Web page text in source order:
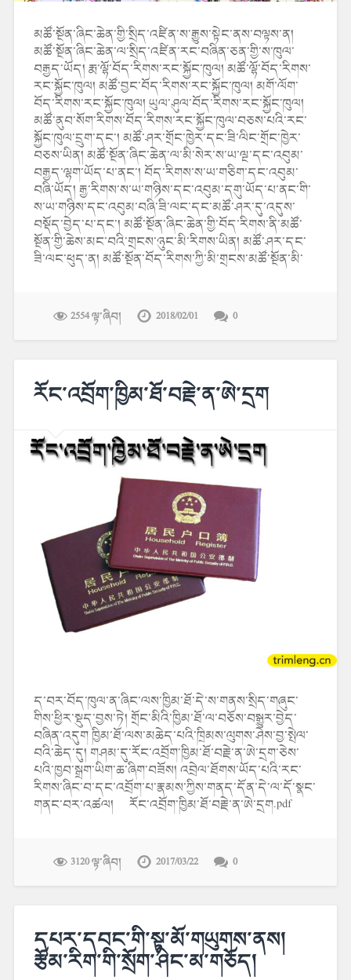
མཚོ་སྔོན་ཞིང་ཆེན་གྱི་སྲིད་འཛིན་ས་རྒྱུས་སྟེང་ནས་བལྟས་ན།
མཚོ་སྔོན་ཞིང་ཆེན་ལ་སྲིད་འཛིན་རང་བཞིན་ཅན་གྱི་ས་ཁུལ་
བརྒྱད་ཡོད། རྨ་ལྷོ་བོད་རིགས་རང་སྐྱོང་ཁུལ། མཚོ་ལྷོ་བོད་རིགས་
རང་སྐྱོང་ཁུལ། མཚོ་བྱང་བོད་རིགས་རང་སྐྱོང་ཁུལ། མགོ་ལོག་
བོད་རིགས་རང་སྐྱོང་ཁུལ། ཡུལ་ཤུལ་བོད་རིགས་རང་སྐྱོང་ཁུལ།
མཚོ་ནུབ་སོག་རིགས་བོད་རིགས་རང་སྐྱོང་ཁུལ་བཅས་པའི་རང་
སྐྱོང་ཁུལ་དྲུག་དང་། མཚོ་ཤར་གྲོང་ཁྱེར་དང་ཟི་ལིང་གྲོང་ཁྱེར་
བཅས་ཡིན། མཚོ་སྔོན་ཞིང་ཆེན་ལ་མི་སེར་ས་ཡ་ལྔ་དང་འབུམ་
བརྒྱད་ལྷག་ཡོད་པ་ནང་། བོད་རིགས་ས་ཡ་གཅིག་དང་འབུམ་
བཞི་ཡོད། རྒྱ་རིགས་ས་ཡ་གཉིས་དང་འབུམ་དགུ་ཡོད་པ་ནང་གི་
ས་ཡ་གཉིས་དང་འབུམ་བཞི་ཟི་ལང་དང་མཚོ་ཤར་དུ་འདུས་
བསྡོད་བྱེད་པ་དང་། མཚོ་སྔོན་ཞིང་ཆེན་གྱི་བོད་རིགས་ནི་མཚོ་
སྔོན་གྱི་ཆེས་མང་བའི་གྲངས་ཉུང་མི་རིགས་ཡིན། མཚོ་ཤར་དང་
ཟི་ལང་ཕུད་ན། མཚོ་སྔོན་བོད་རིགས་ཀྱི་མི་གྲངས་མཚོ་སྔོན་མི་
2554 ལྟ་ཞིབ། 2018/02/01 0
རོང་འབྲོག་ཁྱིམ་ཐོ་བརྗེ་ན་ཨེ་དྲག
ད་བར་བོད་ཁུལ་ན་ཞིང་ལས་ཁྱིམ་ཐོ་དེ་ས་གནས་སྲིད་གཞུང་
གིས་ཕྱིར་སྡུད་བྱས་ཏེ། གྲོང་མིའི་ཁྱིམ་ཐོ་ལ་བཅོས་བསྒྱུར་བྱེད་
བཞིན་འདུག ཁྱིམ་ཐོ་ལས་མཆེད་པའི་ཁྲིམས་ལུགས་ཤེས་བྱ་སྤེལ་
བའི་ཆེད་དུ། གཤམ་དུ་རོང་འབྲོག་ཁྱིམ་ཐོ་བརྗེ་ན་ཨེ་དྲག་ཅེས་
པའི་ཁྱབ་སྒྲག་ཡིག་ཆ་ཞིག་བཟོས། འབྲེལ་ཐོགས་ཡོད་པའི་རང་
རིགས་ཞིང་བ་དང་འབྲོག་པ་རྣམས་ཀྱིས་གནད་དོན་དེ་ལ་དོ་སྣང་
གནང་བར་འཚལ། རོང་འབྲོག་ཁྱིམ་ཐོ་བརྗེ་ན་ཨེ་དྲག.pdf
3120 ལྟ་ཞིབ། 2017/03/22 0
དཔར་དབང་གི་སྟ་མོ་གཡུགས་ནས།
རྩོམ་རིག་གི་སྲོག་ཤིང་མ་གཅོད།